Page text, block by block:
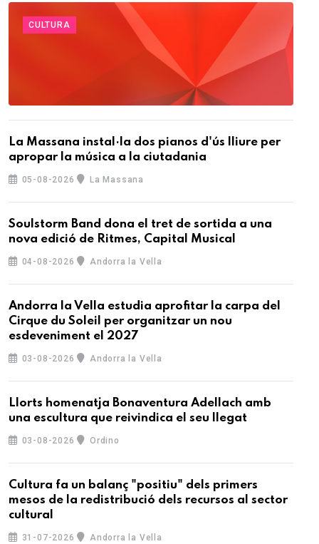
CULTURA
La Massana instal·la dos pianos d'ús lliure per
apropar la música a la ciutadania
05-08-2026 La Massana
Soulstorm Band dona el tret de sortida a una
nova edició de Ritmes, Capital Musical
04-08-2026 Andorra la Vella
Andorra la Vella estudia aprofitar la carpa del
Cirque du Soleil per organitzar un nou
esdeveniment el 2027
03-08-2026 Andorra la Vella
Llorts homenatja Bonaventura Adellach amb
una escultura que reivindica el seu llegat
03-08-2026 Ordino
Cultura fa un balanç "positiu" dels primers
mesos de la redistribució dels recursos al sector
cultural
31-07-2026 Andorra la Vella